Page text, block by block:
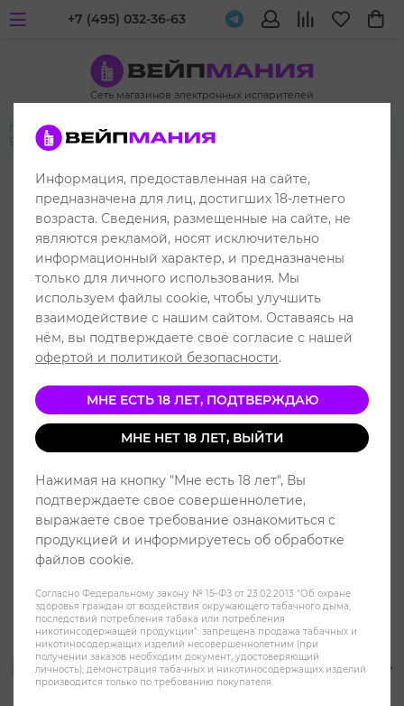
Сеть магазинов электронных испарителей
+7 (495) 032-36-63
Главная Одноразовые электронные испарители
ELF BAR LUX 2000
до 2000 затяжек
Elf Bar Lux 2000 Красный мохито -
Red mojito
Информация, предоставленная на сайте,
предназначена для лиц, достигших 18-летнего
возраста. Сведения, размещенные на сайте, не
являются рекламой, носят исключительно
информационный характер, и предназначены
только для личного использования. Мы
используем файлы cookie, чтобы улучшить
взаимодействие с нашим сайтом. Оставаясь на
нём, вы подтверждаете своё согласие с нашей
офертой и политикой безопасности.
МНЕ ЕСТЬ 18 ЛЕТ, ПОДТВЕРЖДАЮ
МНЕ НЕТ 18 ЛЕТ, ВЫЙТИ
Нажимая на кнопку "Мне есть 18 лет", Вы
подтверждаете свое совершеннолетие,
выражаете свое требование ознакомиться с
продукцией и информируетесь об обработке
файлов cookie.
Согласно Федеральному закону № 15-ФЗ от 23.02.2013 "Об охране
здоровья граждан от воздействия окружающего табачного дыма,
последствий потребления табака или потребления
никотинсодержащей продукции": запрещена продажа табачных и
никотиносодержащих изделий несовершеннолетним (при
получении заказов необходим документ, удостоверяющий
личность); демонстрация табачных и никотиносодержащих изделий
производится только по требованию покупателя.